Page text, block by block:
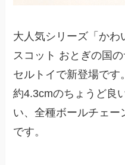
大人気シリーズ「かわ
スコット おとぎの国
セルトイで新登場です。
約4.3cmのちょうど良
い、全種ボールチェー
です。